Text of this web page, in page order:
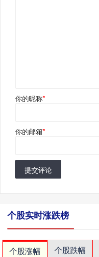
你的昵称*
你的邮箱*
提交评论
个股实时涨跌榜
个股涨幅 个股跌幅